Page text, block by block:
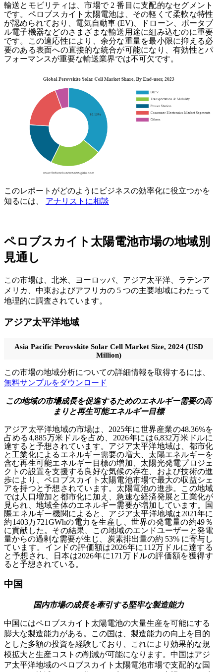
輸送とモビリティは、市場で 2 番目に支配的なセグメント
です。ペロブスカイト太陽電池は、その軽くて柔軟な特性
が認められており、電気自動車 (EV)、ドローン、ポータブ
ル電子機器などのさまざまな輸送用途に組み込むのに重要
です。この適応性により、余分な重量を最小限に抑える必
要のある表面への直接的な統合が可能になり、有効性とパ
フォーマンスが重要な輸送業界では不可欠です。
このレポートがどのようにビジネスの効率化に役立つかを
知るには、 アナリストに相談
ペロブスカイト太陽電池市場の地域別
見通し
この市場は、北米、ヨーロッパ、アジア太平洋、ラテンア
メリカ、中東およびアフリカの 5 つの主要地域にわたって
地理的に調査されています。
アジア太平洋地域
Asia Pacific Perovskite Solar Cell Market Size, 2024 (USD
Million)
この市場の地域分析についての詳細情報を取得するには、
無料サンプルをダウンロード
この地域の市場成長を促進するためのエネルギー需要の高
まりと再生可能エネルギー目標
アジア太平洋地域の市場は、2025年に世界産業の48.36%を
占める4,885万米ドルを占め、2026年には6,832万米ドルに
達すると予想されています。アジア太平洋地域は、都市化
と工業化によるエネルギー需要の増大、太陽エネルギーを
含む再生可能エネルギー目標の増加、太陽光発電プロジェ
クトの設置を支援する良好な気候の存在、および技術の進
歩により、ペロブスカイト太陽電池市場で最大の収益シェ
アを持つと予想されています。太陽電池の進歩。この地域
では人口増加と都市化に加え、急速な経済発展と工業化が
見られ、地域全体のエネルギー需要が増加しています。国
際エネルギー機関によると、アジア太平洋地域は2021年に
約1403万721GWhの電力を生産し、世界の発電量の約49％
に貢献した。その結果、この地域のエンドユーザーと発電
量からの過剰な需要が生じ、炭素排出量の約 53% に寄与し
ています。インドの評価額は2026年に112万ドルに達する
と予想され、日本は2026年に171万ドルの評価額を獲得す
ると予想されている。
中国
国内市場の成長を牽引する堅牢な製造能力
中国にはペロブスカイト太陽電池の大量生産を可能にする
膨大な製造能力がある。この国は、製造能力の向上を目的
とした多額の投資を経験しており、これにより効果的な規
模拡大と生産コストの削減が可能になります。中国はアジ
ア太平洋地域のペロブスカイト太陽電池市場で支配的な国